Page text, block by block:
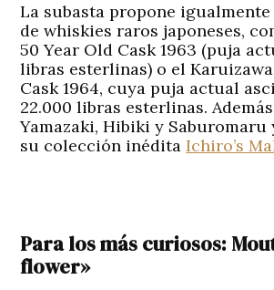
La subasta propone
de whiskies raros japoneses,
50 Year Old Cask 1963 (puja
libras esterlinas) o el
Cask 1964, cuya puja actual
22.000 libras esterlinas.
Yamazaki, Hibiki y Saburomaru
su colección inéditaIchiro’s
Para los más curiosos:
flower»